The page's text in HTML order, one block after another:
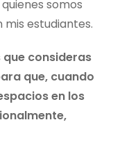
somos
estudiantes.
consideras
que, cuando
en los